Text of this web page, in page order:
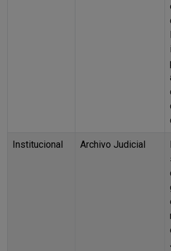
Institucional Archivo Judicial